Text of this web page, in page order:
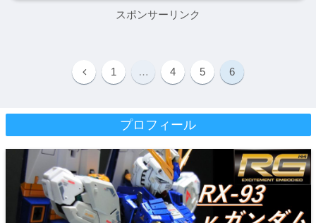
スポンサーリンク
1 … 4 5 6
プロフィール